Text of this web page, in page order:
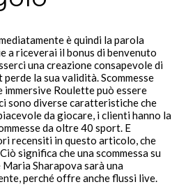
è quindi la parola
a riceverai il bonus di benvenuto
una creazione consapevole di
la sua validità. Scommesse
Roulette può essere
sono diverse caratteristiche che
da giocare, i clienti hanno la
da oltre 40 sport. E
recensiti in questo articolo, che
significa che una scommessa su
Sharapova sarà una
perché offre anche flussi live.